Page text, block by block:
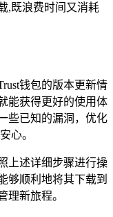
,既浪费时间又消耗
钱包的版本更新情
能获得更好的使用体
些已知的漏洞，优化
心。
上述详细步骤进行操
够顺利地将其下载到
理新旅程。